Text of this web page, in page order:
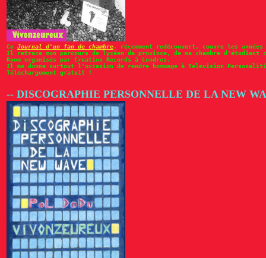
Ce Journal d'un fan de chambre, récemment redécouvert, couvre les années
Il retrace mon parcours de lycéen de province, de ma chambre d'étudiant
Room organisés par Creation Records à Londres.
Il me donne surtout l'occasion de rendre hommage à Television
Téléchargement gratuit !
-- DISCOGRAPHIE PERSONNELLE DE LA NEW